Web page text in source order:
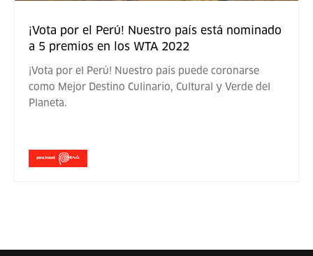
¡Vota por el Perú! Nuestro país está nominado
a 5 premios en los WTA 2022
¡Vota por el Perú! Nuestro país puede coronarse
como Mejor Destino Culinario, Cultural y Verde del
Planeta.